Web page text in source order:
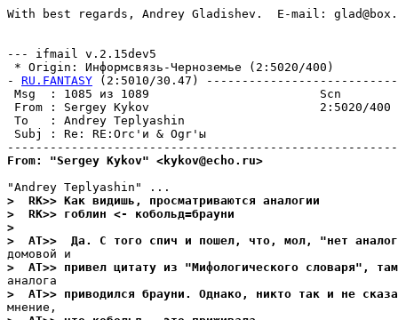
With best regards, Andrey Gladishev.  E-mail:
--- ifmail v.2.15dev5
* Origin: Информсвязь-Черноземье (2:5020/400)
- RU.FANTASY (2:5010/30.47)
Msg  : 1085 из 1089                        Scn
From : Sergey Kykov                        2:5020/400
To   : Andrey Teplyashin
Subj : Re: RE:Orc'и & Ogr'ы
From: "Sergey Kykov" <kykov@echo.ru>
>  RK>> Как видишь, просматриваются аналогии
>  RK>> гоблин <- кобольд=брауни
>
>  AT>>  Да. С того спич и пошел, что, мол, "нет
>  AT>> привел цитату из "Мифологического словаря",
>  AT>> приводился брауни. Однако, никто так и не